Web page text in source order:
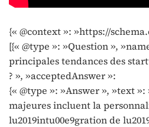
{« @context »: »https://
[{« @type »: »Question »,
principales tendances des
? », »acceptedAnswer »:
{« @type »: »Answer », »text
majeures incluent la
lu2019intu00e9gration de